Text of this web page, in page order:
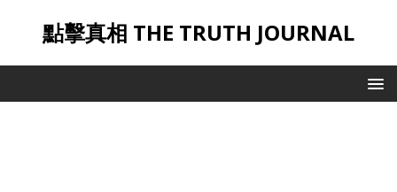
點擊真相 THE TRUTH JOURNAL